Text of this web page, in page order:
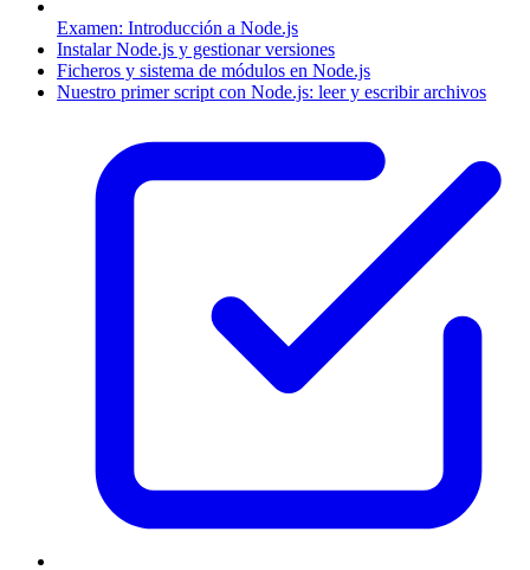
Examen: Introducción a Node.js
Instalar Node.js y gestionar versiones
Ficheros y sistema de módulos en Node.js
Nuestro primer script con Node.js: leer y escribir archivos